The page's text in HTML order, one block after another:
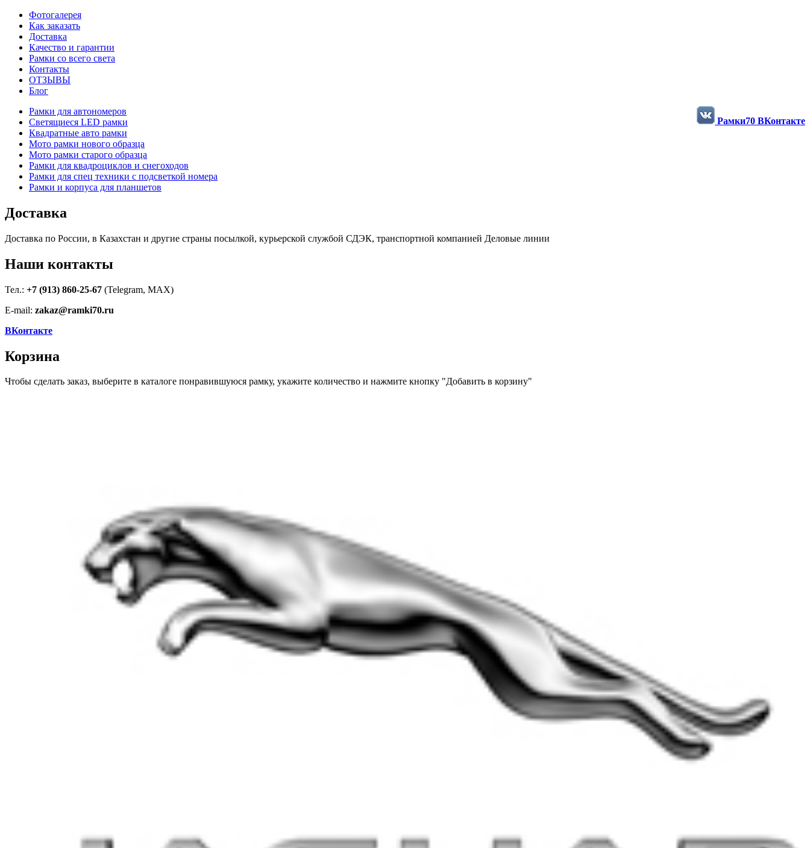
Фотогалерея
Как заказать
Доставка
Качество и гарантии
Рамки со всего света
Контакты
ОТЗЫВЫ
Блог
Рамки70 ВКонтакте
Рамки для автономеров
Светящиеся LED рамки
Квадратные авто рамки
Мото рамки нового образца
Мото рамки старого образца
Рамки для квадроциклов и снегоходов
Рамки для спец техники с подсветкой номера
Рамки и корпуса для планшетов
Доставка
Доставка по России, в Казахстан и другие страны посылкой, курьерской службой СДЭК, транспортной компанией Деловые линии
Наши контакты
Тел.: +7 (913) 860-25-67 (Telegram, MAX)
E-mail: zakaz@ramki70.ru
ВКонтакте
Корзина
Чтобы сделать заказ, выберите в каталоге понравившуюся рамку, укажите количество и нажмите кнопку "Добавить в корзину"